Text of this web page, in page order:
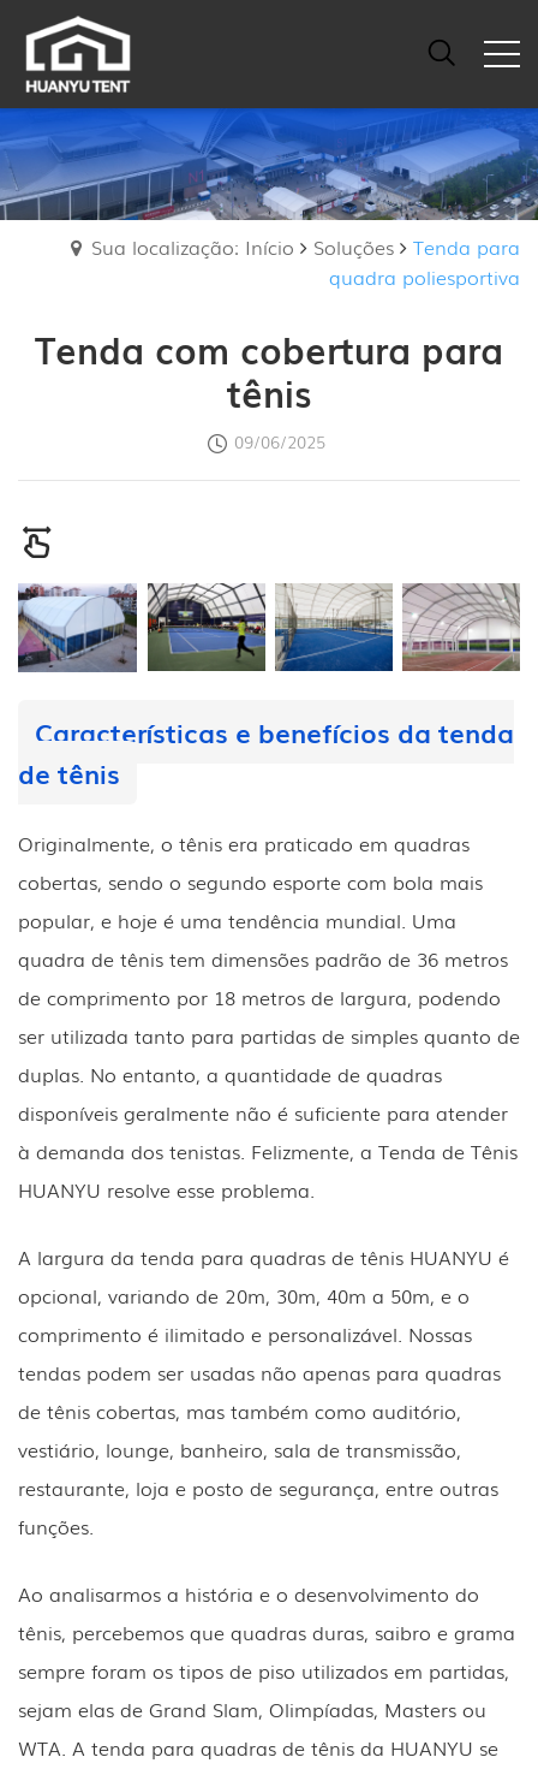
Sua localização: Início Soluções
Tenda para
quadra poliesportiva
Tenda com cobertura para
tênis
09/06/2025
Características e benefícios da tenda
de tênis
Originalmente, o tênis era praticado em quadras
cobertas, sendo o segundo esporte com bola mais
popular, e hoje é uma tendência mundial. Uma
quadra de tênis tem dimensões padrão de 36 metros
de comprimento por 18 metros de largura, podendo
ser utilizada tanto para partidas de simples quanto de
duplas. No entanto, a quantidade de quadras
disponíveis geralmente não é suficiente para atender
à demanda dos tenistas. Felizmente, a Tenda de Tênis
HUANYU resolve esse problema.
A largura da tenda para quadras de tênis HUANYU é
opcional, variando de 20m, 30m, 40m a 50m, e o
comprimento é ilimitado e personalizável. Nossas
tendas podem ser usadas não apenas para quadras
de tênis cobertas, mas também como auditório,
vestiário, lounge, banheiro, sala de transmissão,
restaurante, loja e posto de segurança, entre outras
funções.
Ao analisarmos a história e o desenvolvimento do
tênis, percebemos que quadras duras, saibro e grama
sempre foram os tipos de piso utilizados em partidas,
sejam elas de Grand Slam, Olimpíadas, Masters ou
WTA. A tenda para quadras de tênis da HUANYU se